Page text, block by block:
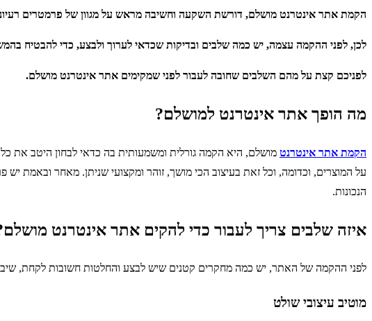
הקמת אתר אינטרנט מושלם, דורשת השקעה וחשיבה מראש על מגוון של פרמטרים
לכן, לפני ההקמה עצמה, יש כמה שלבים ובדיקות שכדאי לערוך ולבצע, כדי
לפניכם קצת על מהם השלבים שחובה לעבור לפני שמקימים אתר אינטרנט מושלם.
מה הופך אתר אינטרנט למושלם?
הקמת אתר אינטרנט מושלם, היא הקמה גורלית ומשמעותית בה כדאי לבחון היטב את
על המוצרים, וכדומה, וכל זאת בעיצוב הכי מושך, זוהר ומקצועי שניתן. מאחר
הנכונות.
איזה שלבים צריך לעבור כדי להקים אתר אינטרנט
לפני ההקמה של האתר, יש כמה מחקרים קטנים שיש לבצע והחלטות חשובות לקחת,
מוטיב עיצובי שולט